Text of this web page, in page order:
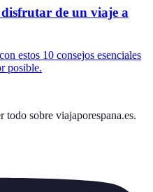
disfrutar de un viaje a
estos 10 consejos esenciales
posible.
todo sobre viajaporespana.es.